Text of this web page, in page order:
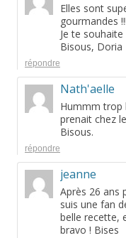
Elles sont
gourmandes
Je te
Bisous, Doria
répondre
Nath'aelle
Hummm trop
prenait chez
Bisous.
répondre
jeanne
Après 26 ans
suis une fan
belle recette,
bravo ! Bises